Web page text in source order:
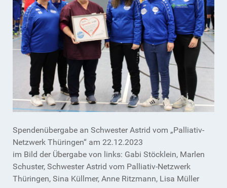
Spendenübergabe an Schwester Astrid vom „Palliativ-
Netzwerk Thüringen“ am 22.12.2023
im Bild der Übergabe von links: Gabi Stöcklein, Marlen
Schuster, Schwester Astrid vom Palliativ-Netzwerk
Thüringen, Sina Küllmer, Anne Ritzmann, Lisa Müller